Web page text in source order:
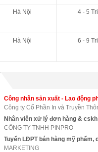
Hà Nội 4 - 5
Hà Nội 6 - 9
Công nhân sản xuất - Lao động
Công ty Cổ Phần In và Truyền
Nhân viên xử lý đơn hàng & cskh
CÔNG TY TNHH PINPRO
Tuyển LĐPT bán hàng mỹ phẩm,
MARKETING